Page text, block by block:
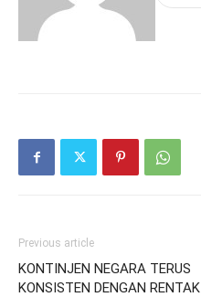
Previous article
KONTINJEN NEGARA TERUS
KONSISTEN DENGAN RENTAK